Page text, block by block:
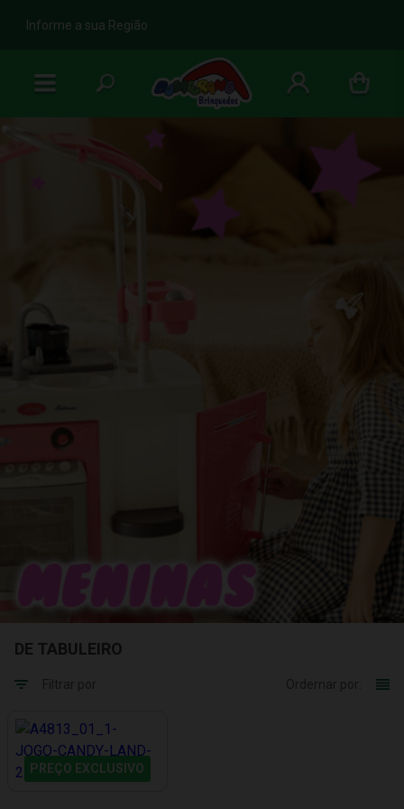
b
Informe a sua Região
DE TABULEIRO
PREÇO EXCLUSIVO